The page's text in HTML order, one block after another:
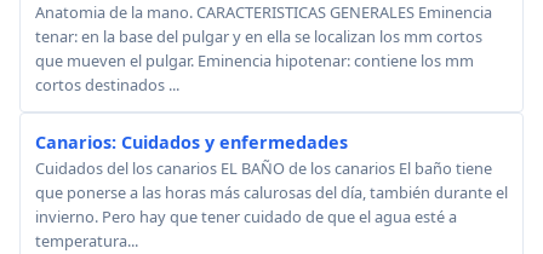
Anatomia de la mano. CARACTERISTICAS GENERALES Eminencia
tenar: en la base del pulgar y en ella se localizan los mm cortos
que mueven el pulgar. Eminencia hipotenar: contiene los mm
cortos destinados ...
Canarios: Cuidados y enfermedades
Cuidados del los canarios EL BAÑO de los canarios El baño tiene
que ponerse a las horas más calurosas del día, también durante el
invierno. Pero hay que tener cuidado de que el agua esté a
temperatura...